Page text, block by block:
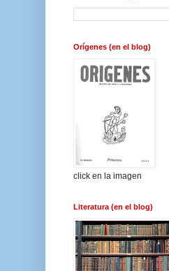
Orígenes (en el blog)
click en la imagen
Literatura (en el blog)